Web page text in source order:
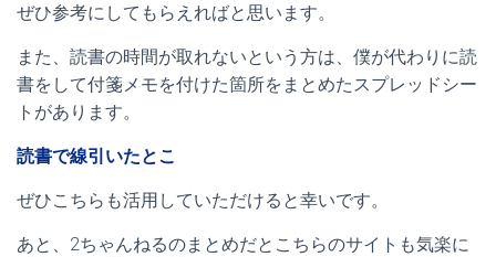
ぜひ参考にしてもらえればと思います。
また、読書の時間が取れないという方は、僕が代わりに読
書をして付箋メモを付けた箇所をまとめたスプレッドシー
トがあります。
読書で線引いたとこ
ぜひこちらも活用していただけると幸いです。
あと、2ちゃんねるのまとめだとこちらのサイトも気楽に